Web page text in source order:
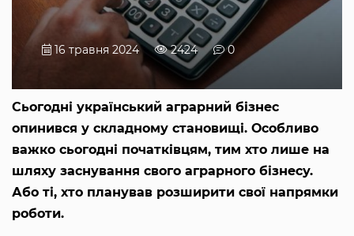
16 травня 2024 2424 0
Сьогодні український аграрний бізнес
опинився у складному становищі. Особливо
важко сьогодні початківцям, тим хто лише на
шляху заснування свого аграрного бізнесу.
Або ті, хто планував розширити свої напрямки
роботи.